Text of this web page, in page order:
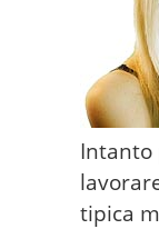
Intanto
tipica